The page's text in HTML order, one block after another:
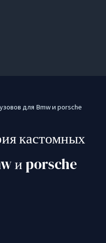
для Bmw и porsche
кастомных
и porsche